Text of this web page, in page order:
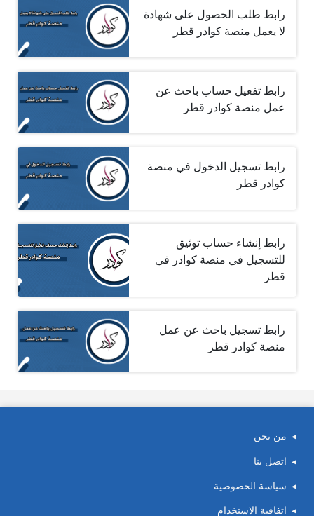
رابط طلب الحصول على شهادة
لا يعمل منصة كوادر قطر
رابط تفعيل حساب باحث عن
عمل منصة كوادر قطر
رابط تسجيل الدخول في منصة
كوادر قطر
رابط إنشاء حساب توثيق
للتسجيل في منصة كوادر في
قطر
رابط تسجيل باحث عن عمل
منصة كوادر قطر
من نحن
اتصل بنا
سياسة الخصوصية
اتفاقية الاستخدام